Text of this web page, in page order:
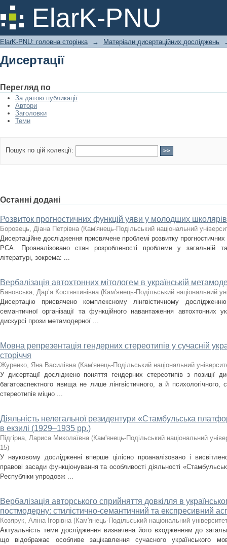
ElarK-PNU
Дисертації
ElarK-PNU: головна сторінка → Матеріали дисертаційних досліджень
Дисертації
Перегляд по
За датою публикації
Автори
Заголовки
Теми
Пошук по цій колекції:
Останні додані
Розвиток прогностичних функцій уяви у молодших
Боровець, Діана Петрівна (Кам'янець-Подільський національний
Дисертаційне дослідження присвячене проблемі розвитку
РСА. Проаналізовано стан розробленості проблеми у загальній та
літературі, зокрема: ...
Вербалізація автохтонних мітологем в українській
Бановська, Дар’я Костянтинівна (Кам'янець-Подільський національний
Дисертацію присвячено комплексному лінгвістичному дослідженню
семантичної організації та функційного навантаження автохтонних
дискурсі прози метамодерної ...
Мовна репрезентація гендерних стереотипів у сучасній
сторіччя
Журенко, Яна Василівна (Кам'янець-Подільський національний
У дисертації досліджено поняття гендерних стереотипів з позиції
багатоаспектного явища не лише лінгвістичного, а й психологічного,
стереотипів міцно ...
Діяльність нелегальної резидентури «Стамбульська
в екзилі (1929–1935 рр.)
Підгірна, Лариса Миколаївна (Кам'янець-Подільський національний
15)
У науковому дослідженні вперше цілісно проаналізовано і
правові засади функціонування та особливості діяльності
Республіки упродовж ...
Вербалізація авторського сприйняття довкілля в
постмодерну: стилістично-семантичний та експресивний
Козярук, Аліна Ігорівна (Кам'янець-Подільський національний
Актуальність теми дослідження визначена його входженням до
що відображає особливе зацікавлення сучасного українського